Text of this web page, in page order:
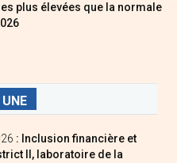
plus élevées que la normale
: Inclusion financière et
II, laboratoire de la